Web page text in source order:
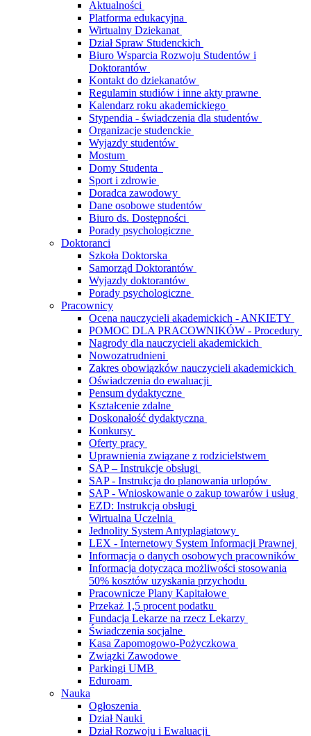
Aktualności
Platforma edukacyjna
Wirtualny Dziekanat
Dział Spraw Studenckich
Biuro Wsparcia Rozwoju Studentów i
Doktorantów
Kontakt do dziekanatów
Regulamin studiów i inne akty prawne
Kalendarz roku akademickiego
Stypendia - świadczenia dla studentów
Organizacje studenckie
Wyjazdy studentów
Mostum
Domy Studenta
Sport i zdrowie
Doradca zawodowy
Dane osobowe studentów
Biuro ds. Dostępności
Porady psychologiczne
Doktoranci
Szkoła Doktorska
Samorząd Doktorantów
Wyjazdy doktorantów
Porady psychologiczne
Pracownicy
Ocena nauczycieli akademickich - ANKIETY
POMOC DLA PRACOWNIKÓW - Procedury
Nagrody dla nauczycieli akademickich
Nowozatrudnieni
Zakres obowiązków nauczycieli akademickich
Oświadczenia do ewaluacji
Pensum dydaktyczne
Kształcenie zdalne
Doskonałość dydaktyczna
Konkursy
Oferty pracy
Uprawnienia związane z rodzicielstwem
SAP – Instrukcje obsługi
SAP - Instrukcja do planowania urlopów
SAP - Wnioskowanie o zakup towarów i usług
EZD: Instrukcja obsługi
Wirtualna Uczelnia
Jednolity System Antyplagiatowy
LEX - Internetowy System Informacji Prawnej
Informacja o danych osobowych pracowników
Informacja dotycząca możliwości stosowania
50% kosztów uzyskania przychodu
Pracownicze Plany Kapitałowe
Przekaż 1,5 procent podatku
Fundacja Lekarze na rzecz Lekarzy
Świadczenia socjalne
Kasa Zapomogowo-Pożyczkowa
Związki Zawodowe
Parkingi UMB
Eduroam
Nauka
Ogłoszenia
Dział Nauki
Dział Rozwoju i Ewaluacji